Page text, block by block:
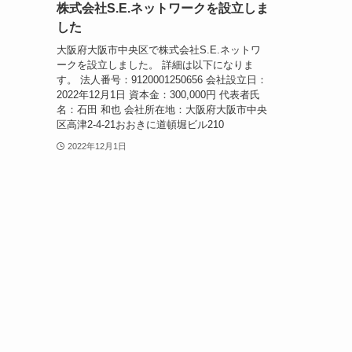
株式会社S.E.ネットワークを設立しま
した
大阪府大阪市中央区で株式会社S.E.ネットワ
ークを設立しました。 詳細は以下になりま
す。 法人番号：9120001250656 会社設立日：
2022年12月1日 資本金：300,000円 代表者氏
名：石田 和也 会社所在地：大阪府大阪市中央
区高津2-4-21おおきに道頓堀ビル210
2022年12月1日